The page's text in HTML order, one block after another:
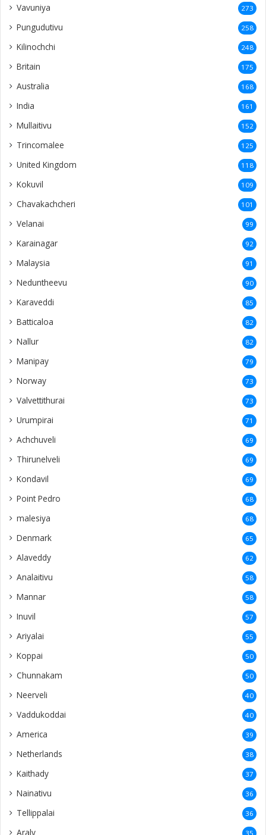
Vavuniya 273
Pungudutivu 258
Kilinochchi 248
Britain 175
Australia 168
India 161
Mullaitivu 152
Trincomalee 125
United Kingdom 118
Kokuvil 109
Chavakachcheri 101
Velanai 99
Karainagar 92
Malaysia 91
Neduntheevu 90
Karaveddi 85
Batticaloa 82
Nallur 82
Manipay 79
Norway 73
Valvettithurai 73
Urumpirai 71
Achchuveli 69
Thirunelveli 69
Kondavil 69
Point Pedro 68
malesiya 68
Denmark 65
Alaveddy 62
Analaitivu 58
Mannar 58
Inuvil 57
Ariyalai 55
Koppai 50
Chunnakam 50
Neerveli 40
Vaddukoddai 40
America 39
Netherlands 38
Kaithady 37
Nainativu 36
Tellippalai 36
Araly 35